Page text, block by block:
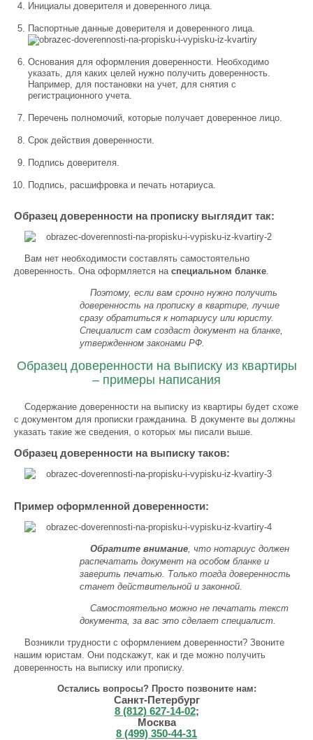
Инициалы доверителя и доверенного лица.
Паспортные данные доверителя и доверенного лица.
Основания для оформления доверенности. Необходимо
указать, для каких целей нужно получить доверенность.
Например, для постановки на учет, для снятия с
регистрационного учета.
Перечень полномочий, которые получает доверенное лицо.
Срок действия доверенности.
Подпись доверителя.
Подпись, расшифровка и печать нотариуса.
Образец доверенности на прописку выглядит так:
Вам нет необходимости составлять самостоятельно
доверенность. Она оформляется на специальном бланке.
Поэтому, если вам срочно нужно получить
доверенность на прописку в квартире, лучше
сразу обратиться к нотариусу или юристу.
Специалист сам создаст документ на бланке,
утвержденном законами РФ.
Образец доверенности на выписку из квартиры
– примеры написания
Содержание доверенности на выписку из квартиры будет схоже
с документом для прописки гражданина. В документе вы должны
указать такие же сведения, о которых мы писали выше.
Образец доверенности на выписку таков:
Пример оформленной доверенности:
Обратите внимание, что нотариус должен
распечатать документ на особом бланке и
заверить печатью. Только тогда доверенность
станет действительной и законной.
Самостоятельно можно не печатать текст
документа, за вас это сделает специалист.
Возникли трудности с оформлением доверенности? Звоните
нашим юристам. Они подскажут, как и где можно получить
доверенность на выписку или прописку.
Остались вопросы? Просто позвоните нам:
Санкт-Петербург
8 (812) 627-14-02;
Москва
8 (499) 350-44-31